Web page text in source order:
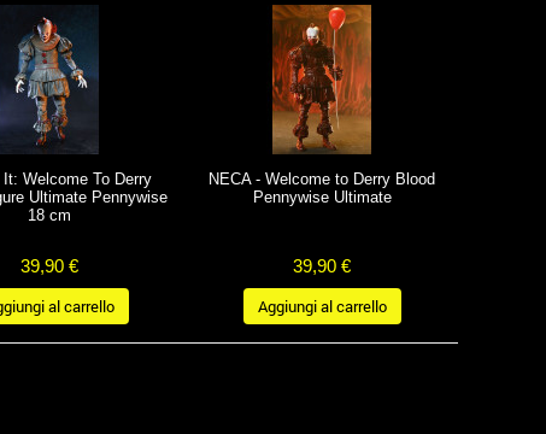
It: Welcome To Derry
Ultimate Pennywise
18 cm
39,90 €
al carrello
NECA - Welcome to Derry Blood
Pennywise Ultimate
39,90 €
Aggiungi al carrello